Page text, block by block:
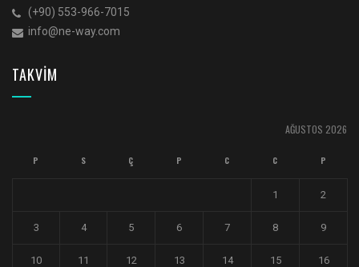
(+90) 553-966-7015
info@ne-way.com
TAKVİM
AĞUSTOS 2026
P S Ç P C C P
1 2
3 4 5 6 7 8 9
10 11 12 13 14 15 16